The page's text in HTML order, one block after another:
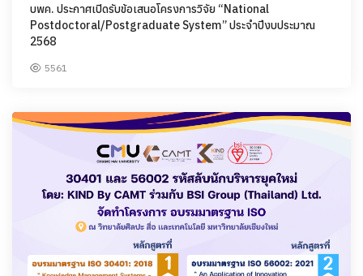
บพค. ประกาศเปิดรับข้อเสนอโครงการวิจัย “National
Postdoctoral/Postgraduate System” ประจำปีงบประมาณ
2568
5561